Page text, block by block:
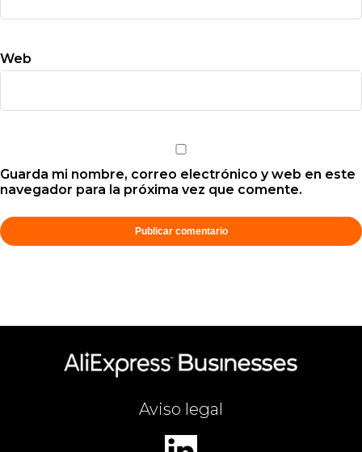
Web
Guarda mi nombre, correo electrónico y web en este
navegador para la próxima vez que comente.
Aviso legal